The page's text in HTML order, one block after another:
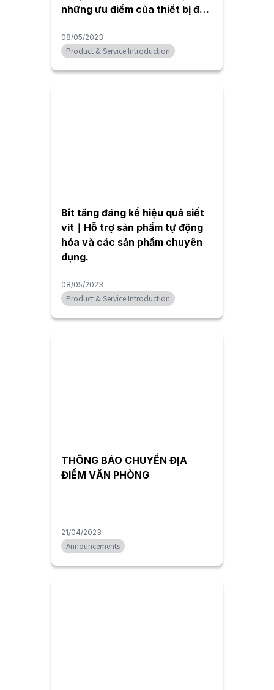
những ưu điểm của thiết bị để
08/05/2023
Product & Service Introduction
Bit tăng đáng kể hiệu quả siết
vít｜Hỗ trợ sản phẩm tự động
hóa và các sản phẩm chuyên
dụng.
08/05/2023
Product & Service Introduction
THÔNG BÁO CHUYỂN ĐỊA
ĐIỂM VĂN PHÒNG
21/04/2023
Announcements